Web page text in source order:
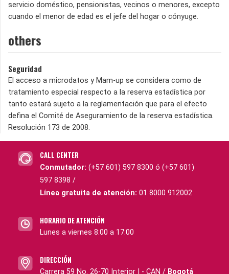
servicio doméstico, pensionistas, vecinos o menores, excepto
cuando el menor de edad es el jefe del hogar o cónyuge.
others
Seguridad
El acceso a microdatos y Mam-up se considera como de
tratamiento especial respecto a la reserva estadística por
tanto estará sujeto a la reglamentación que para el efecto
defina el Comité de Aseguramiento de la reserva estadística.
Resolución 173 de 2008.
CALL CENTER
Conmutador: (+57 601) 597 8300 ó (+57 601)
597 8398 /
Línea gratuita de atención: 01 8000 912002
HORARIO DE ATENCIÓN
Lunes a viernes 8:00 a 17:00
DIRECCIÓN
Carrera 59 No. 26-70 Interior I - CAN / Bogotá